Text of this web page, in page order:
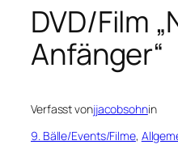
DVD/Film
Anfänger“
Verfasst vonjjacobsohnin
9. Bälle/Events/Filme,